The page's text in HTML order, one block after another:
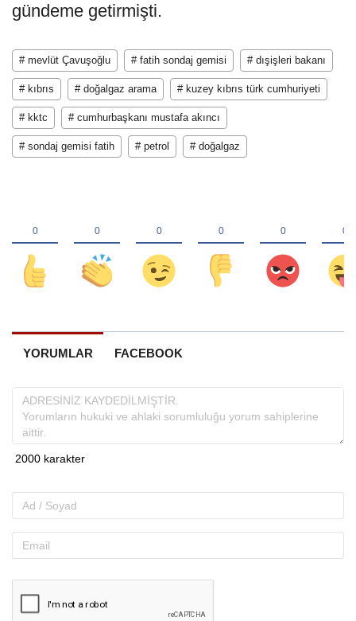
gündeme getirmişti.
# mevlüt Çavuşoğlu # fatih sondaj gemisi # dışişleri bakanı
# kıbrıs # doğalgaz arama # kuzey kıbrıs türk cumhuriyeti
# kktc # cumhurbaşkanı mustafa akıncı
# sondaj gemisi fatih # petrol # doğalgaz
YORUMLAR FACEBOOK